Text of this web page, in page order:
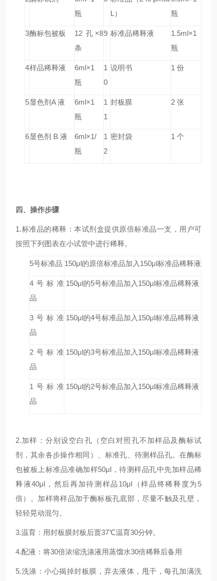
瓶
L）
瓶
3酶标包被板
12 孔×8
条
9 标准品稀释液
1.5ml×1
瓶
4样品稀释液
6ml×1
瓶
1
0
说明书 1 份
5 显色剂A 液
6ml×1
瓶
1
1
封板膜 2 张
6 显色剂 B 液
6ml×1/
瓶
1
2
密封袋 1 个
四、操作步骤
1.标准品的稀释：本试剂盒提供原倍标准品一支，用户可
按照下列图表在小试管中进行稀释。
5号标准品 150μl的原倍标准品加入150μl标准品稀释液
4号标准
品
150μl的5号标准品加入150μl标准品稀释液
3号标准
品
150μl的4号标准品加入150μl标准品稀释液
2号标准
品
150μl的3号标准品加入150μl标准品稀释液
1号标准
品
150μl的2号标准品加入150μl标准品稀释液
2.加样：分别设空白孔（空白对照孔不加样品及酶标试
剂，其余各步操作相同）、标准孔、待测样品孔。在酶标
包被板上标准品准确加样50μl，待测样品孔中先加样品稀
释液40μl，然后再加待测样品10μl（样品终稀释度为5
倍）。加样将样品加于酶标板孔底部，尽量不触及孔壁，
轻轻晃动混匀。
3.温育：用封板膜封板后置37℃温育30分钟。
4.配液：将30倍浓缩洗涤液用蒸馏水30倍稀释后备用
5.洗涤：小心揭掉封板膜，弃去液体，甩干，每孔加满洗